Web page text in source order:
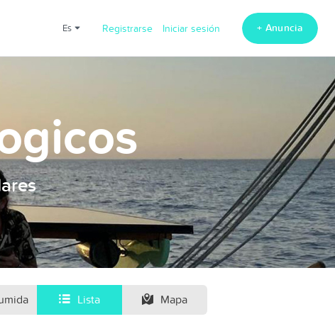
es Registrarse Iniciar sesión + Anuncia
Lista Mapa